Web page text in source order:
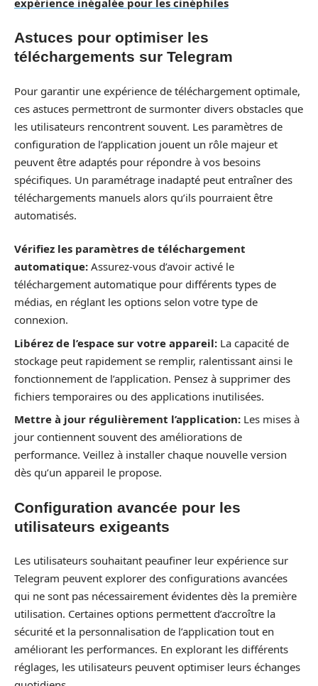
Astuces pour optimiser les
téléchargements sur Telegram
Pour garantir une expérience de téléchargement optimale,
ces astuces permettront de surmonter divers obstacles que
les utilisateurs rencontrent souvent. Les paramètres de
configuration de l’application jouent un rôle majeur et
peuvent être adaptés pour répondre à vos besoins
spécifiques. Un paramétrage inadapté peut entraîner des
téléchargements manuels alors qu’ils pourraient être
automatisés.
Vérifiez les paramètres de téléchargement
automatique: Assurez-vous d’avoir activé le
téléchargement automatique pour différents types de
médias, en réglant les options selon votre type de
connexion.
Libérez de l’espace sur votre appareil: La capacité de
stockage peut rapidement se remplir, ralentissant ainsi le
fonctionnement de l’application. Pensez à supprimer des
fichiers temporaires ou des applications inutilisées.
Mettre à jour régulièrement l’application: Les mises à
jour contiennent souvent des améliorations de
performance. Veillez à installer chaque nouvelle version
dès qu’un appareil le propose.
Configuration avancée pour les
utilisateurs exigeants
Les utilisateurs souhaitant peaufiner leur expérience sur
Telegram peuvent explorer des configurations avancées
qui ne sont pas nécessairement évidentes dès la première
utilisation. Certaines options permettent d’accroître la
sécurité et la personnalisation de l’application tout en
améliorant les performances. En explorant les différents
réglages, les utilisateurs peuvent optimiser leurs échanges